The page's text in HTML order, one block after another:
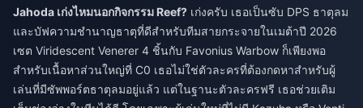
Jahoda เก่งไหมนอกกิจกรรม Reef? เก่งครับ เธอเป็นซับ DPS ธาตุลม
และบัฟความชำนาญธาตุที่ดีสำหรับทีมสายกระจายในเมต้าปี 2026
เซต Viridescent Venerer 4 ชิ้นกับ Favonius Warbow ก็เพียงพอ
สำหรับเนื้อหาส่วนใหญ่ที่ C0 เธอไม่ใช่ตัวละครที่ต้องกดหาสำหรับผู้
เล่นที่มีซัพพอร์ตธาตุลมอยู่แล้ว แต่ในฐานะตัวละครฟรี เธอช่วยเติม